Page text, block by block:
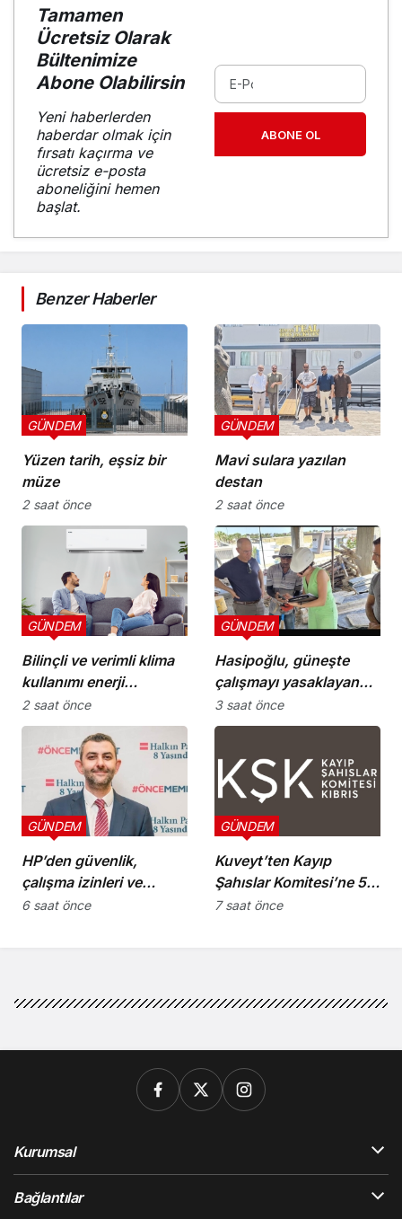
Tamamen
Ücretsiz Olarak
Bültenimize
Abone Olabilirsin
Yeni haberlerden
haberdar olmak için
fırsatı kaçırma ve
ücretsiz e-posta
aboneliğini hemen
başlat.
ABONE OL
Benzer Haberler
Yüzen tarih, eşsiz bir
müze
GÜNDEM
2 saat önce
Mavi sulara yazılan
destan
GÜNDEM
2 saat önce
Bilinçli ve verimli klima
kullanımı enerji
tüketimini azaltıyor
GÜNDEM
2 saat önce
Hasipoğlu, güneşte
çalışmayı yasaklayan
kararın uygulanmasını
Yeniboğaziçi’nde
GÜNDEM
3 saat önce
HP’den güvenlik,
çalışma izinleri ve
yurttaşlık
GÜNDEM
6 saat önce
Kuveyt’ten Kayıp
Şahıslar Komitesi’ne 50
bin dolar katkı
GÜNDEM
7 saat önce
Kurumsal
Bağlantılar